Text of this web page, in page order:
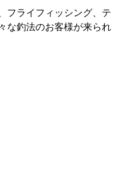
フライフィッシング、テ
な釣法のお客様が来られ